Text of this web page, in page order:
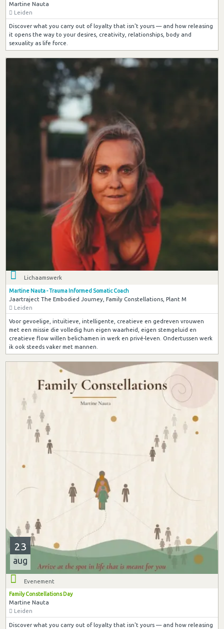
Martine Nauta
Leiden
Discover what you carry out of loyalty that isn't yours — and how releasing
it opens the way to your desires, creativity, relationships, body and
sexuality as life force.
Lichaamswerk
Martine Nauta - Trauma Informed Somatic Coach
Jaartraject The Embodied Journey, Family Constellations, Plant M
Leiden
Voor gevoelige, intuïtieve, intelligente, creatieve en gedreven vrouwen
met een missie die volledig hun eigen waarheid, eigen stemgeluid en
creatieve flow willen belichamen in werk en privé-leven. Ondertussen werk
ik ook steeds vaker met mannen.
23
aug
Evenement
Family Constellations Day
Martine Nauta
Leiden
Discover what you carry out of loyalty that isn't yours — and how releasing